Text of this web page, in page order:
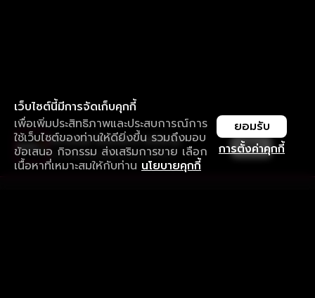
เว็บไซต์นี้มีการจัดเก็บคุกกี้
เพื่อเพิ่มประสิทธิภาพและประสบการณ์การ
ใช้เว็บไซต์ของท่านให้ดียิ่งขึ้น รวมถึงมอบ
ข้อเสนอ กิจกรรม ส่งเสริมการขาย เลือก
เนื้อหาที่เหมาะสมให้กับท่าน นโยบายคุกกี้
การตั้งค่าคุกกี้
ยอมรับ
ใช้งานแอป ลื่นไหลกว่า ไม่มีสะดุด
ดาวน์โหลดแอปเพื่อการรับชมที่ดีกว่า เปิด